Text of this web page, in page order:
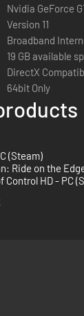
door
de meest
Nvidia GeForce
Version 11
Broadband
19 GB available
DirectX
64bit Only
(Steam)
Ride on the
Control HD - PC